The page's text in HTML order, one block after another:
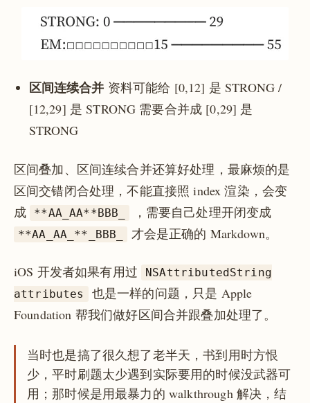
区间连续合并 资料可能给 [0,12] 是 STRONG /
[12,29] 是 STRONG 需要合并成 [0,29] 是
STRONG
区间叠加、区间连续合并还算好处理，最麻烦的是
区间交错闭合处理，不能直接照 index 渲染，会变
成
**AA_AA**BBB_ ，需要自己处理开闭变成
**AA_AA_**_BBB_ 才会是正确的 Markdown。
iOS 开发者如果有用过
NSAttributedString
attributes
也是一样的问题，只是 Apple
Foundation 帮我们做好区间合并跟叠加处理了。
当时也是搞了很久想了老半天，书到用时方恨
少，平时刷题太少遇到实际要用的时候没武器可
用；那时候是用最暴力的 walkthrough 解决，结